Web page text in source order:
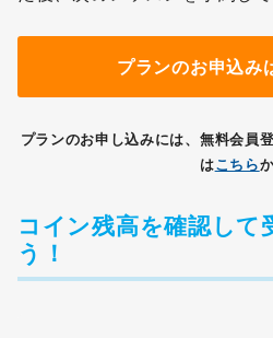
プランのお申込み
プランのお申し込みには、無料会員
はこちら
コイン残高を確認して
う！